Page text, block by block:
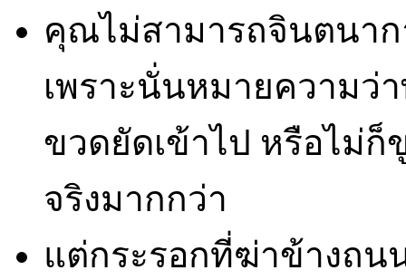
คุณไม่สามารถจินตนาก
เพราะนั่นหมายความว่า
ขวดยัดเข้าไป หรือไม่
จริงมากกว่า
แต่กระรอกที่ฆ่าข้างถ